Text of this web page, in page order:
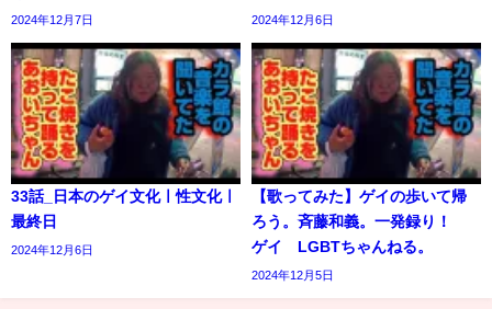
2024年12月7日 2024年12月6日
33話_日本のゲイ文化ㅣ性文化ㅣ
最終日
2024年12月6日
【歌ってみた】ゲイの歩いて帰
ろう。斉藤和義。一発録り！
ゲイ LGBTちゃんねる。
2024年12月5日